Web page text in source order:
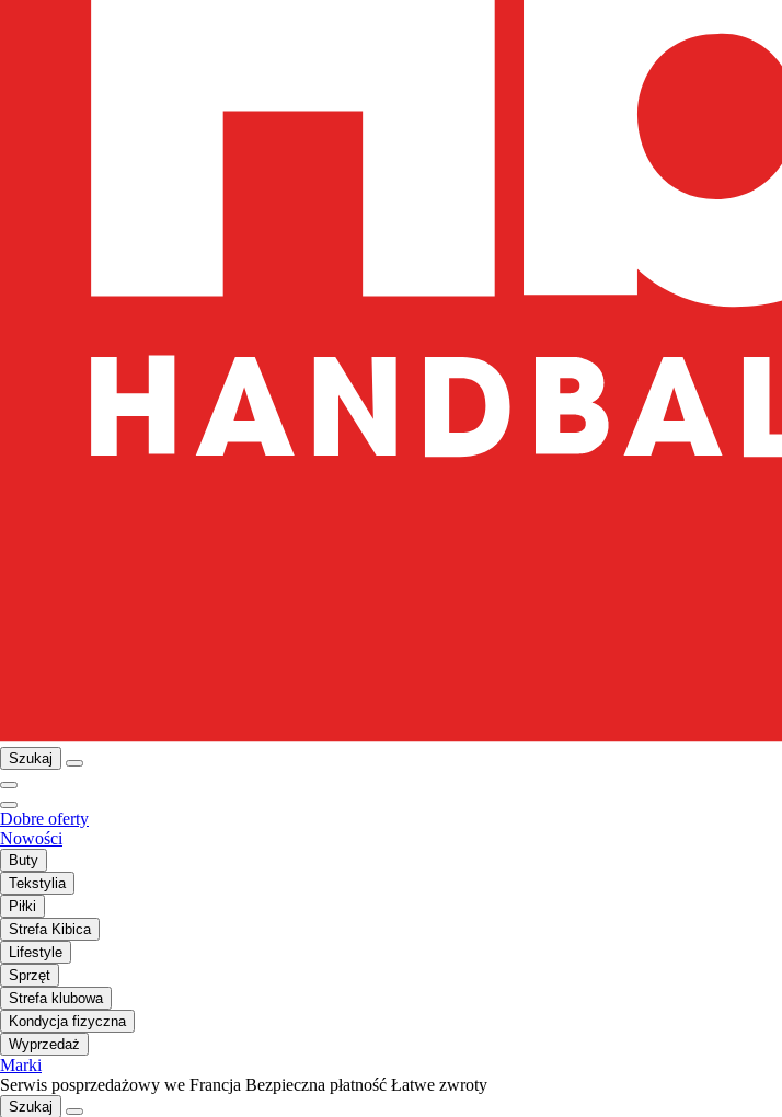
Szukaj
Dobre oferty
Nowości
Buty
Tekstylia
Piłki
Strefa Kibica
Lifestyle
Sprzęt
Strefa klubowa
Kondycja fizyczna
Wyprzedaż
Marki
Serwis posprzedażowy we Francja Bezpieczna płatność Łatwe zwroty
Szukaj